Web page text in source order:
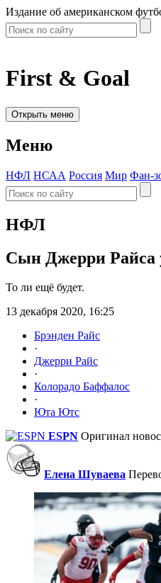
Издание об американском
First & Goal
Открыть меню
Меню
НФЛ НСАА Россия Мир Фан-
НФЛ
Сын Джерри Райса
То ли ещё будет.
13 декабря 2020, 16:25
Брэнден Райс
·
Джерри Райс
·
Колорадо Баффалос
·
Юта Ютс
ESPN Оригинал
Елена Шуваева